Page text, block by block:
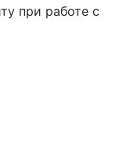
при работе с